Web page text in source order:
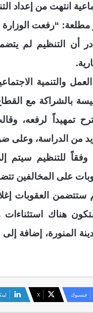
انتهت من إعداد
“رفعت الوزارة
أن التنظيم لم
العمل والتنمية
بالشراكة مع
تمهيداً لرفعه،
من الدراسة، وعلى
للتنظيم سيتم
على المخالفين
هناك
المنورة، إضافة
فيسبوك ‫X